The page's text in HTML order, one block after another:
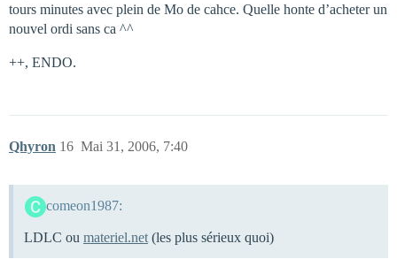
tours minutes avec plein de Mo de cahce. Quelle honte d’acheter un
nouvel ordi sans ca ^^
++, ENDO.
Qhyron Mai 31, 2006, 7:40
16
comeon1987:
LDLC ou materiel.net (les plus sérieux quoi)